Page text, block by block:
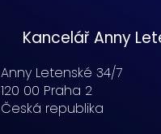
Kancelář Anny
Anny Letenské 34/7
120 00 Praha 2
Česká republika